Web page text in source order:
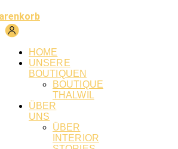
HOME
UNSERE
BOUTIQUEN
BOUTIQUE
THALWIL
ÜBER
UNS
ÜBER
INTERIOR